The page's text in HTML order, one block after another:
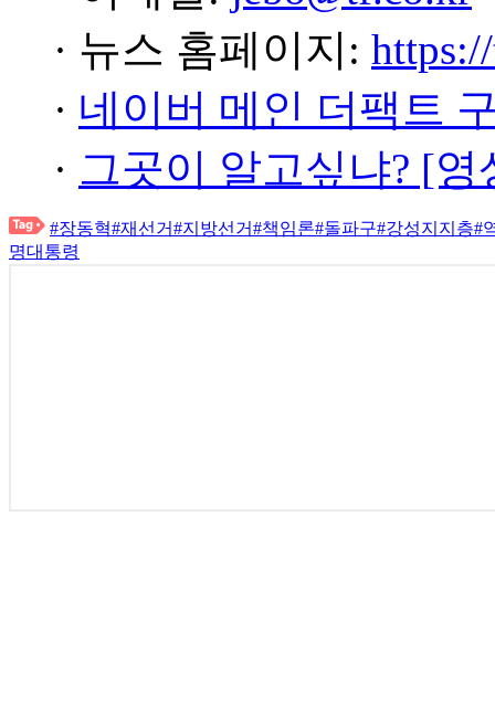
· 뉴스 홈페이지:
· 네이버 메인 더팩트
· 그곳이 알고싶냐? [
#장동혁#재선거#지방선거#책임론#돌파구#강성지지층#
명대통령